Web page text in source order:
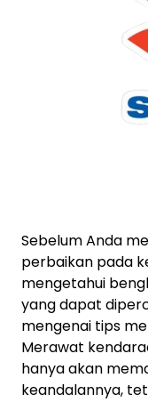
Sebelum Anda
perbaikan pada
mengetahui
yang dapat
mengenai tips
Merawat
hanya akan
keandalannya,